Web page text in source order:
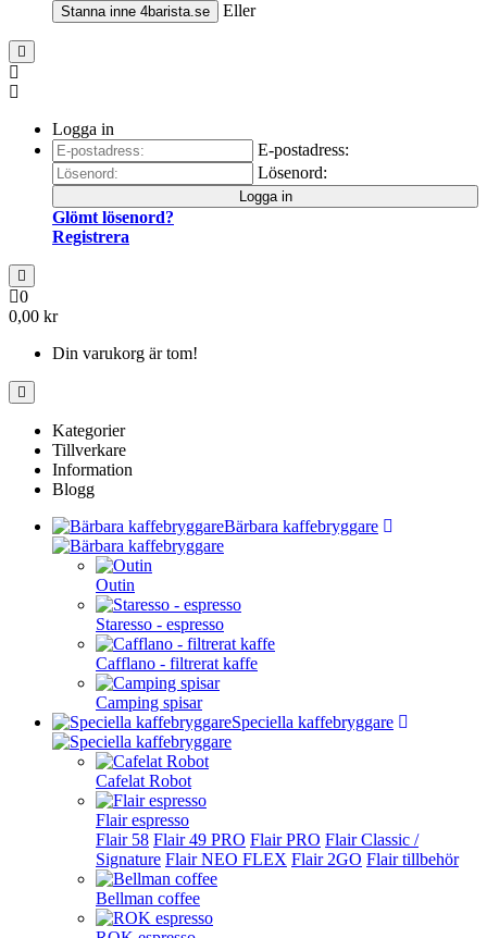
Stanna inne 4barista.se Eller
Logga in
E-postadress:
Lösenord:
Logga in
Glömt lösenord?
Registrera
0
0,00 kr
Din varukorg är tom!
Kategorier
Tillverkare
Information
Blogg
Bärbara kaffebryggare
Outin
Staresso - espresso
Cafflano - filtrerat kaffe
Camping spisar
Speciella kaffebryggare
Cafelat Robot
Flair espresso
Flair 58 Flair 49 PRO Flair PRO Flair Classic /
Signature Flair NEO FLEX Flair 2GO Flair tillbehör
Bellman coffee